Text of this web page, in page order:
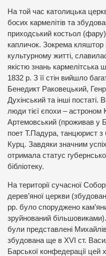
На той час католицька
босих кармелітів та
приходський костьол
капличок. Зокрема кляштор
культурному житті,
якістю знань кармелітська
1832 р. З її стін вийшло
Бенедикт Раковецький,
Духінський та інші постаті.
люди тієї єпохи – астроном
Артемовський (проживав у
поет Т.Падура, танцюрист з
Курц. Завдяки значним
отримала статус
бібліотеку.
На території сучасної
дерев’яної церкви
рр. було споруджено
зруйнований
були представлені
збудована ще в XVI ст.
Барської конфедерації